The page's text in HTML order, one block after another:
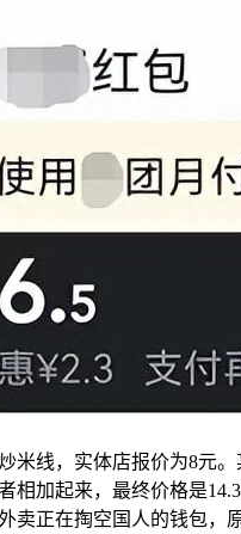
米线，实体店报价为8元
相加起来，最终价格是
卖正在掏空国人的钱包，